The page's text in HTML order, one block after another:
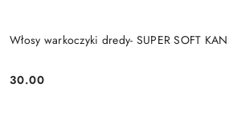
Włosy warkoczyki dredy- SUPER SOFT
Cena:
30.00